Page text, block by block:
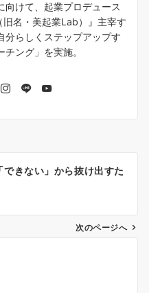
向けて、起業プロデュース
名・美起業Lab）』主宰す
分らしくステップアップす
ング」を実施。
できない」から抜け出すた
次のページへ